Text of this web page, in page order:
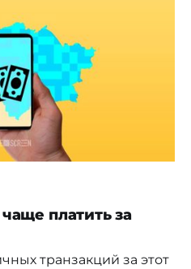
клиенты
платить за
транзакций за этот